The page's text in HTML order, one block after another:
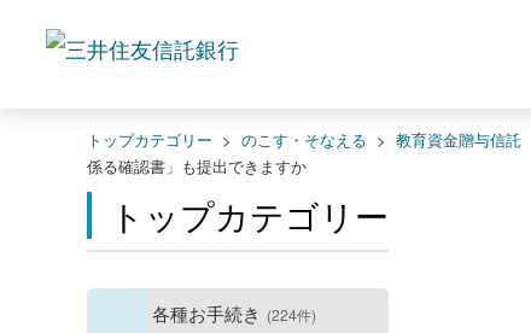
トップカテゴリー > のこす・そなえる > 教育資金贈与信託
係る確認書」も提出できますか
トップカテゴリー
各種お手続き (224件)